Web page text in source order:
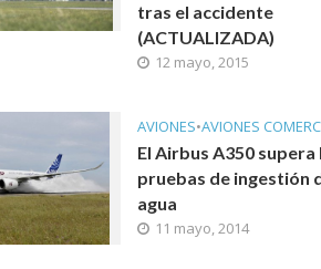
tras el accidente
(ACTUALIZADA)
12 mayo, 2015
AVIONES•AVIONES
El Airbus A350 supera
pruebas de ingestión
agua
11 mayo, 2014